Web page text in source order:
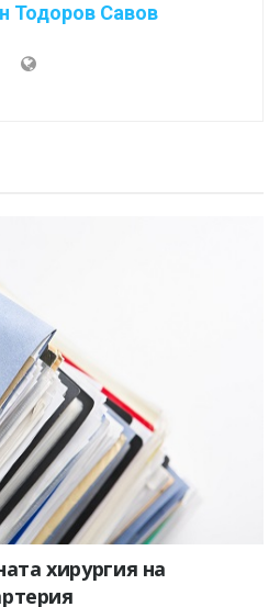
Тодоров Савов
хирургия на